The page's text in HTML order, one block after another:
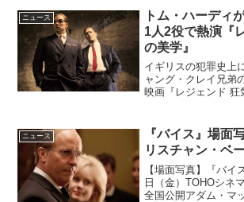
ニュース
トム・ハーディ
1人2役で熱演『
の美学』
イギリスの犯罪史上
ャング・クレイ兄弟
映画『レジェンド 狂
1960 年代初頭、活
双子の...
ニュース
『バイス』場面
リスチャン・ベ
【場面写真】『バイ
日（金）TOHOシネ
全国公開アダム・マ